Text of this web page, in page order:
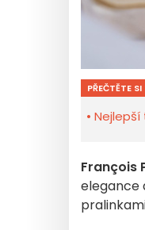
PŘEČTĚTE
Nejlepší
François
elegance